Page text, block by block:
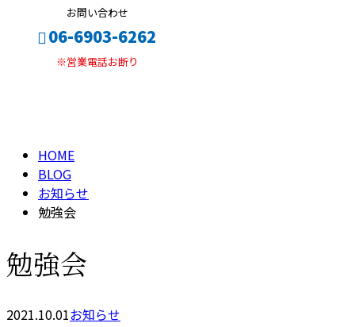
お問い合わせ
06-6903-6262
※営業電話お断り
HOME
BLOG
お知らせ
勉強会
勉強会
2021.10.01お知らせ